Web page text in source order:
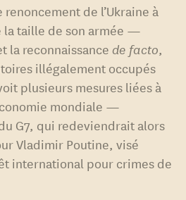
de l’Ukraine à
la taille de son armée —
reconnaissance de facto,
illégalement occupés
plusieurs mesures liées à
mondiale —
G7, qui redeviendrait alors
Vladimir Poutine, visé
international pour crimes de